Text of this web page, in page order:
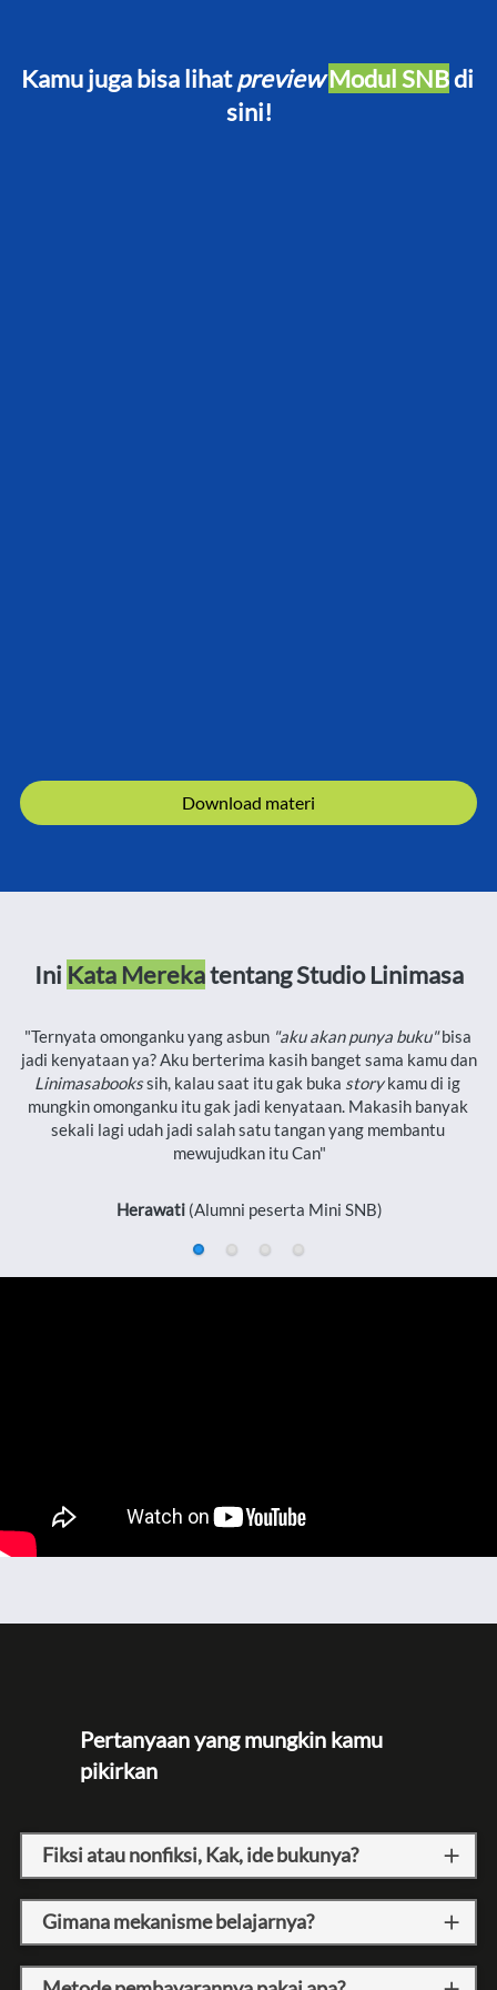
Kamu juga bisa lihat preview Modul SNB di
sini!
`Download materi
Ini Kata Mereka tentang Studio Linimasa
"Ternyata omonganku yang asbun "aku akan punya buku" bisa
Linimasabooks sih, kalau saat itu gak buka story kamu di ig
mungkin omonganku itu gak jadi kenyataan. Makasih banyak
sekali lagi udah jadi salah satu tangan yang membantu
mewujudkan itu Can"
Herawati (Alumni peserta Mini SNB)
Pertanyaan yang mungkin kamu
pikirkan
Fiksi atau nonfiksi, Kak, ide bukunya?
Gimana mekanisme belajarnya?